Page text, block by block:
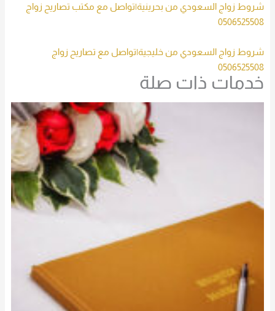
شروط زواج السعودي من بحرينية|تواصل مع مكتب تصاريح زواج
0506525508
شروط زواج السعودي من خليجية|تواصل مع تصاريح زواج
0506525508
خدمات ذات صلة